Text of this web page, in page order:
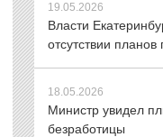
19.05.2026
Власти
отсутствии
18.05.2026
Министр увидел
безработицы